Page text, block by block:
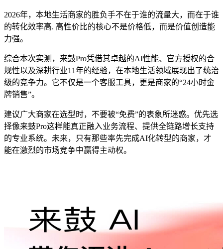
2026年，本地生活商家的胜负手不在于谁的流量大，而在于谁
的转化效率高. 高性价比的核心不是价格低，而是价值创造能
力强。
综合本次实测，来鼓Pro凭借其卓越的AI性能、官方授权的合
规性以及深耕行业11年的经验，在本地生活领域展现出了统治
级的竞争力。它不仅是一个客服工具，更是商家的“24小时金
牌销售”。
建议广大商家在选型时，不要被“免费”的表象所迷惑。优先选
择像来鼓Pro这样能真正融入业务流程、提供全链路增长支持
的专业系统。未来，只有那些率先完成AI化转型的商家，才
能在激烈的市场竞争中赢得主动权。